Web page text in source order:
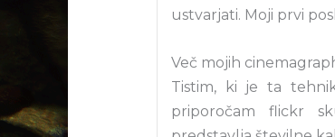
ustvarjati. Moji prvi
Več mojih
Tistim, ki je ta
priporočam flickr